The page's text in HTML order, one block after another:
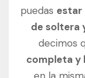
puedas estar
de soltera
decimos
completa y